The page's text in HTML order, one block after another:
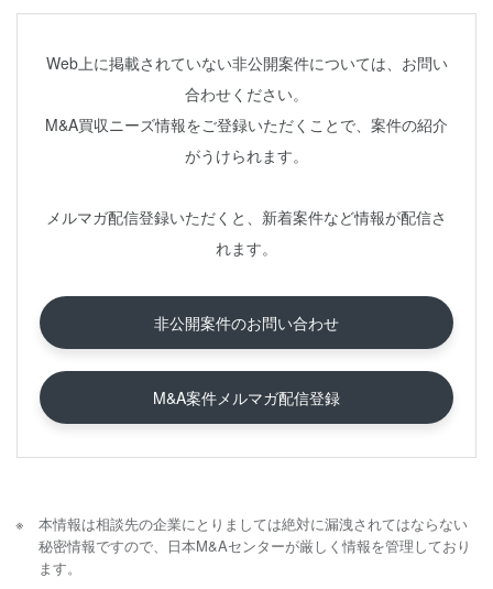
Web上に掲載されていない非公開案件については、お問い
合わせください。
M&A買収ニーズ情報をご登録いただくことで、案件の紹介
がうけられます。
メルマガ配信登録いただくと、新着案件など情報が配信さ
れます。
非公開案件のお問い合わせ
M&A案件メルマガ配信登録
本情報は相談先の企業にとりましては絶対に漏洩されてはならない
秘密情報ですので、日本M&Aセンターが厳しく情報を管理しており
ます。